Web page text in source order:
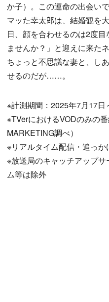
か子）。この運命の出会い
マッた幸太郎は、結婚観を
日、顔を合わせるのは2度
ませんか？」と迎えに来た
ちょっと不思議な妻と、し
せるのだが……。
※計測期間：2025年7月17日
※TVerにおけるVODのみの
MARKETING調べ）
※リアルタイム配信・追っ
※放送局のキャッチアップ
ム等は除外